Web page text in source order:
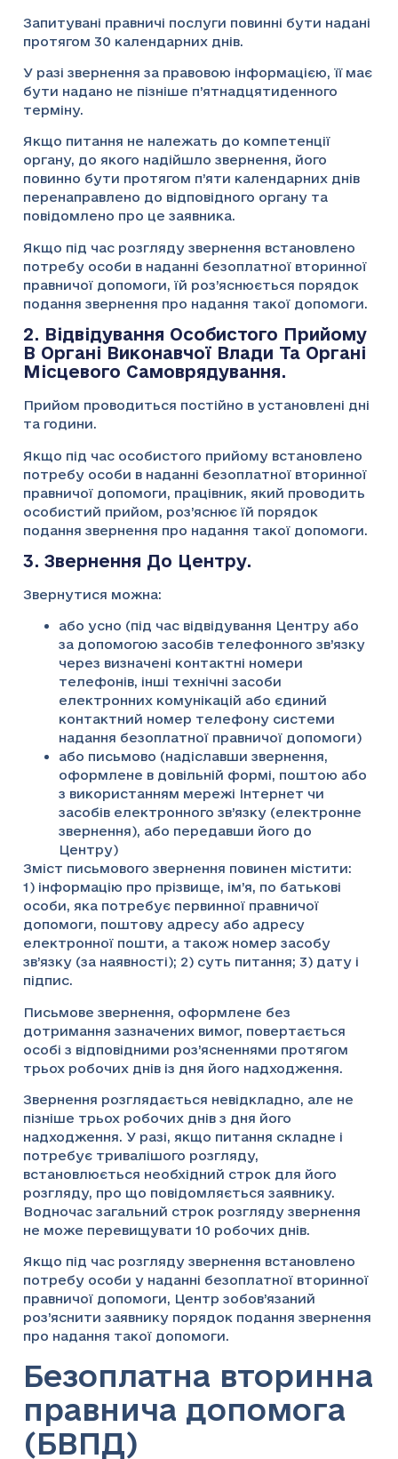
Запитувані правничі послуги повинні бути надані
протягом 30 календарних днів.
У разі звернення за правовою інформацією, її має
бути надано не пізніше п’ятнадцятиденного
терміну.
Якщо питання не належать до компетенції
органу, до якого надійшло звернення, його
повинно бути протягом п’яти календарних днів
перенаправлено до відповідного органу та
повідомлено про це заявника.
Якщо під час розгляду звернення встановлено
потребу особи в наданні безоплатної вторинної
правничої допомоги, їй роз’яснюється порядок
подання звернення про надання такої допомоги.
2. Відвідування Особистого Прийому
В Органі Виконавчої Влади Та Органі
Місцевого Самоврядування.
Прийом проводиться постійно в установлені дні
та години.
Якщо під час особистого прийому встановлено
потребу особи в наданні безоплатної вторинної
правничої допомоги, працівник, який проводить
особистий прийом, роз’яснює їй порядок
подання звернення про надання такої допомоги.
3. Звернення До Центру.
Звернутися можна:
або усно (під час відвідування Центру або
за допомогою засобів телефонного зв’язку
через визначені контактні номери
телефонів, інші технічні засоби
електронних комунікацій або єдиний
контактний номер телефону системи
надання безоплатної правничої допомоги)
або письмово (надіславши звернення,
оформлене в довільній формі, поштою або
з використанням мережі Інтернет чи
засобів електронного зв’язку (електронне
звернення), або передавши його до
Центру)
Зміст письмового звернення повинен містити:
1) інформацію про прізвище, ім’я, по батькові
особи, яка потребує первинної правничої
допомоги, поштову адресу або адресу
електронної пошти, а також номер засобу
зв’язку (за наявності); 2) суть питання; 3) дату і
підпис.
Письмове звернення, оформлене без
дотримання зазначених вимог, повертається
особі з відповідними роз’ясненнями протягом
трьох робочих днів із дня його надходження.
Звернення розглядається невідкладно, але не
пізніше трьох робочих днів з дня його
надходження. У разі, якщо питання складне і
потребує тривалішого розгляду,
встановлюється необхідний строк для його
розгляду, про що повідомляється заявнику.
Водночас загальний строк розгляду звернення
не може перевищувати 10 робочих днів.
Якщо під час розгляду звернення встановлено
потребу особи у наданні безоплатної вторинної
правничої допомоги, Центр зобов’язаний
роз’яснити заявнику порядок подання звернення
про надання такої допомоги.
Безоплатна вторинна
правнича допомога
(БВПД)